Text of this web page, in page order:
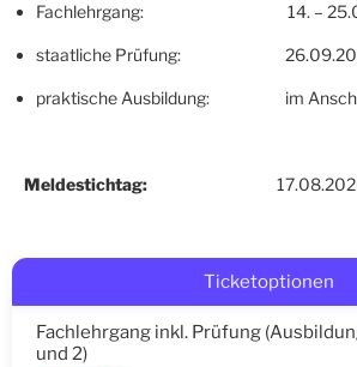
Fachlehrgang: 14. –
staatliche Prüfung:
praktische Ausbildung: im
Meldestichtag:
Ticketoptionen
Fachlehrgang inkl. Prüfung
und 2)